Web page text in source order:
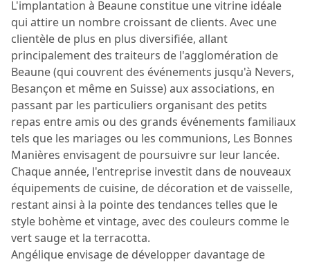
L'implantation à Beaune constitue une vitrine idéale
qui attire un nombre croissant de clients. Avec une
clientèle de plus en plus diversifiée, allant
principalement des traiteurs de l'agglomération de
Beaune (qui couvrent des événements jusqu'à Nevers,
Besançon et même en Suisse) aux associations, en
passant par les particuliers organisant des petits
repas entre amis ou des grands événements familiaux
tels que les mariages ou les communions, Les Bonnes
Manières envisagent de poursuivre sur leur lancée.
Chaque année, l'entreprise investit dans de nouveaux
équipements de cuisine, de décoration et de vaisselle,
restant ainsi à la pointe des tendances telles que le
style bohème et vintage, avec des couleurs comme le
vert sauge et la terracotta.
Angélique envisage de développer davantage de